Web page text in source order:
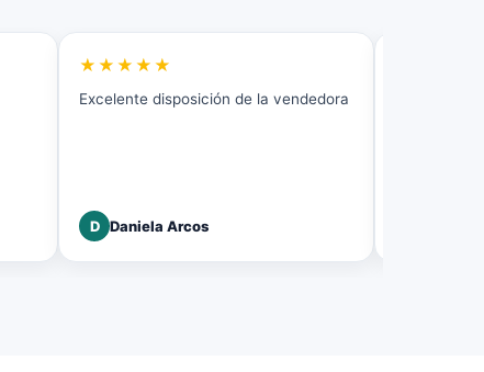
★★★★★
Excelente disposición de la vendedora
D Daniela Arcos